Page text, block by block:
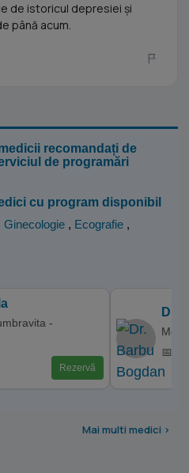
de istoricul depresiei și
până acum.
recomandați de
de programări
cu program disponibil
Ginecologie , Ecografie ,
-
Rezervă
Dr.
📅
Mai multi medici >